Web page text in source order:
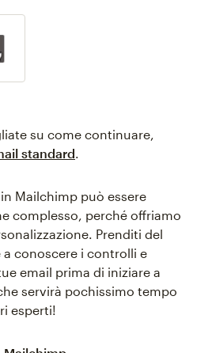
su come continuare,
standard.
Mailchimp può essere
complesso, perché offriamo
Prenditi del
conoscere i controlli e
email prima di iniziare a
servirà pochissimo tempo
esperti!